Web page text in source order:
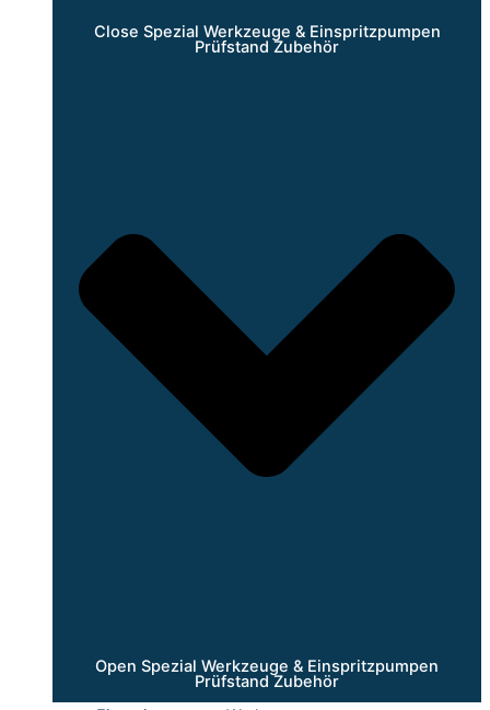
Close Spezial Werkzeuge & Einspritzpumpen
Prüfstand Zubehör
Open Spezial Werkzeuge & Einspritzpumpen
Prüfstand Zubehör